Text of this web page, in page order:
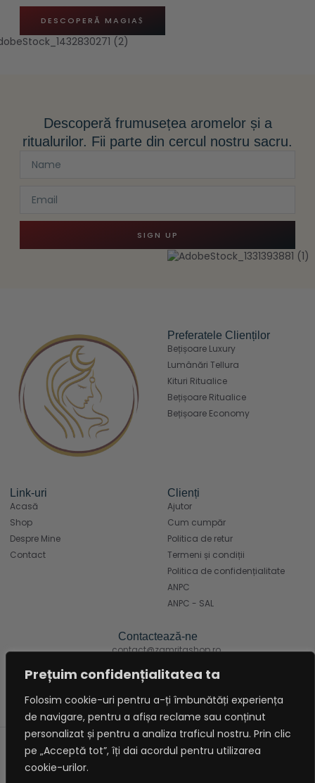
Prețuim confidențialitatea ta
Folosim cookie-uri pentru a-ți îmbunătăți experiența
de navigare, pentru a afișa reclame sau conținut
personalizat și pentru a analiza traficul nostru. Prin clic
pe „Acceptă tot”, îți dai acordul pentru utilizarea
cookie-urilor.
DESCOPERĂ MAGIA
Descoperă frumusețea aromelor și a
ritualurilor. Fii parte din cercul nostru sacru.
SIGN UP
Preferatele Clienților
Bețișoare Luxury
Lumânări Tellura
Kituri Ritualice
Bețișoare Ritualice
Bețișoare Economy
Link-uri
Acasă
Shop
Despre Mine
Contact
Clienți
Ajutor
Cum cumpăr
Politica de retur
Termeni și condiții
Politica de confidențialitate
ANPC
ANPC - SAL
Contactează-ne
contact@zamritashop.ro
Copyright© 2025 Zamrita Shop, Toate
drepturile rezervate. Powered by
Cosmic Gate.